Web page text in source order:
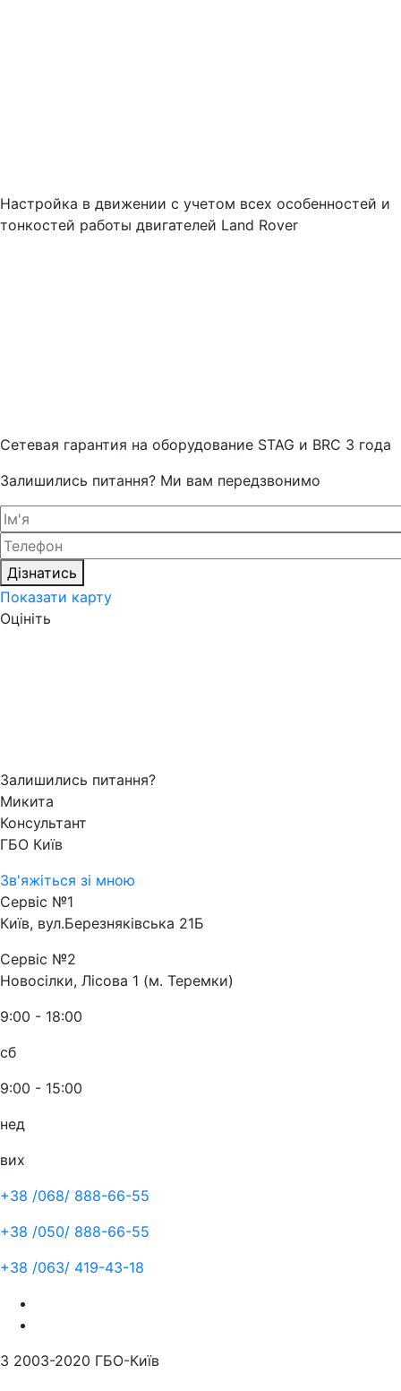
Настройка в движении с учетом всех особенностей и
тонкостей работы двигателей Land Rover
Cетевая гарантия на оборудование STAG и BRC 3 года
Залишились питання? Ми вам передзвонимо
Дізнатись
Показати карту
Оцініть
Залишились питання?
Микита
Консультант
ГБО Київ
Зв'яжіться зі мною
Сервіс №1
Київ, вул.Березняківська 21Б
Сервіс №2
Новосілки, Лісова 1 (м. Теремки)
9:00 - 18:00
сб
9:00 - 15:00
нед
вих
+38 /068/ 888-66-55
+38 /050/ 888-66-55
+38 /063/ 419-43-18
З 2003-2020 ГБО-Київ